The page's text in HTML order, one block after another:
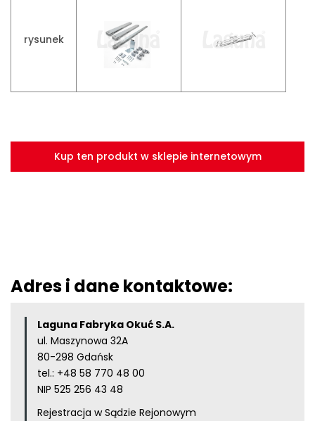
rysunek
Kup ten produkt w sklepie internetowym
Adres i dane kontaktowe:
Laguna Fabryka Okuć S.A.
ul. Maszynowa 32A
80-298 Gdańsk
tel.: +48 58 770 48 00
NIP 525 256 43 48
Rejestracja w Sądzie Rejonowym